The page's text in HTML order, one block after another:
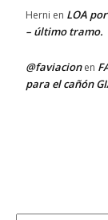
Herni en LOA
– último tramo.
@faviacionen
para el cañón
Archivos